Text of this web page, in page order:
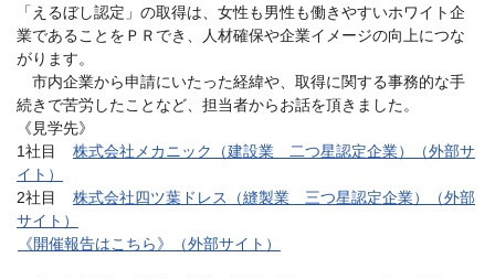
「えるぼし認定」の取得は、女性も男性も働きやすいホワイト企
業であることをＰＲでき、人材確保や企業イメージの向上につな
がります。
市内企業から申請にいたった経緯や、取得に関する事務的な手
続きで苦労したことなど、担当者からお話を頂きました。
《見学先》
1社目 株式会社メカニック（建設業 二つ星認定企業）（外部サ
イト）
2社目 株式会社四ツ葉ドレス（縫製業 三つ星認定企業）（外部
サイト）
《開催報告はこちら》（外部サイト）